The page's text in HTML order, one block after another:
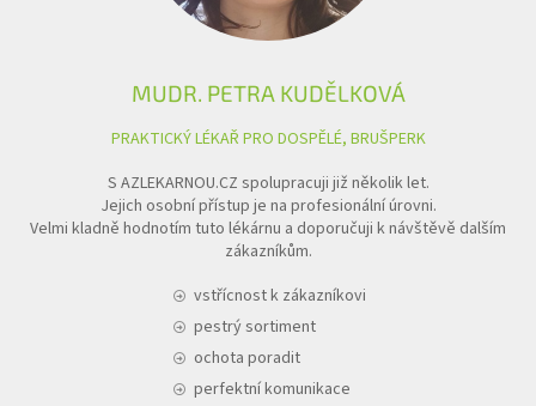
MUDR. PETRA KUDĚLKOVÁ
PRAKTICKÝ LÉKAŘ PRO DOSPĚLÉ, BRUŠPERK
S AZLEKARNOU.CZ spolupracuji již několik let.
Jejich osobní přístup je na profesionální úrovni.
Velmi kladně hodnotím tuto lékárnu a doporučuji k návštěvě dalším
zákazníkům.
vstřícnost k zákazníkovi
pestrý sortiment
ochota poradit
perfektní komunikace